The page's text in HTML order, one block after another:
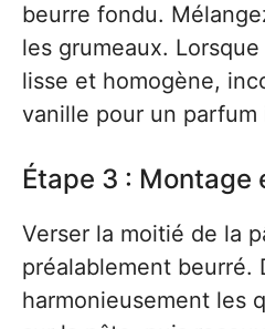
beurre fondu.
les grumeaux.
lisse et homogène,
vanille pour un parfum
Étape 3 : Montage
Verser la moitié de la
préalablement beurré.
harmonieusement les